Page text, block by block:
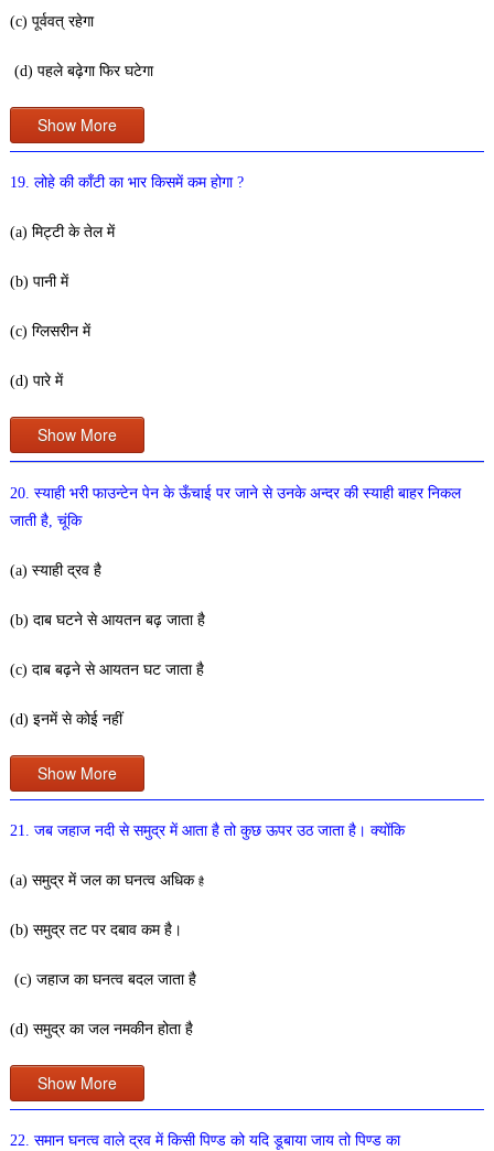
(c) पूर्ववत् रहेगा
(d) पहले बढ़ेगा फिर घटेगा
Show More
19. लोहे की काँटी का भार किसमें कम होगा ?
(a) मिट्टी के तेल में
(b) पानी में
(c) ग्लिसरीन में
(d) पारे में
Show More
20. स्याही भरी फाउन्टेन पेन के ऊँचाई पर जाने से उनके अन्दर की स्याही बाहर निकल
जाती है, चूंकि
(a) स्याही द्रव है
(b) दाब घटने से आयतन बढ़ जाता है
(c) दाब बढ़ने से आयतन घट जाता है
(d) इनमें से कोई नहीं
Show More
21. जब जहाज नदी से समुद्र में आता है तो कुछ ऊपर उठ जाता है। क्योंकि
(a) समुद्र में जल का घनत्व अधिक है
(b) समुद्र तट पर दबाव कम है।
(c) जहाज का घनत्व बदल जाता है
(d) समुद्र का जल नमकीन होता है
Show More
22. समान घनत्व वाले द्रव में किसी पिण्ड को यदि डूबाया जाय तो पिण्ड का